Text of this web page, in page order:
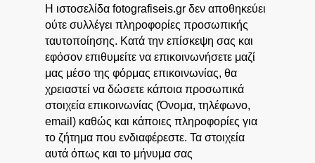
Η ιστοσελίδα fotografiseis.gr δεν αποθηκεύει
ούτε συλλέγει πληροφορίες προσωπικής
ταυτοποίησης. Κατά την επίσκεψη σας και
εφόσον επιθυμείτε να επικοινωνήσετε μαζί
μας μέσο της φόρμας επικοινωνίας, θα
χρειαστεί να δώσετε κάποια προσωπικά
στοιχεία επικοινωνίας (Όνομα, τηλέφωνο,
email) καθώς και κάποιες πληροφορίες για
το ζήτημα που ενδιαφέρεστε. Τα στοιχεία
αυτά όπως και το μήνυμα σας